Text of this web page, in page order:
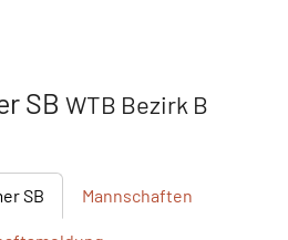
SB WTB Bezirk B
SB Mannschaften